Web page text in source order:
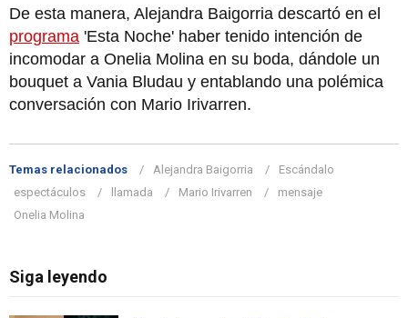
De esta manera, Alejandra Baigorria descartó en el
programa 'Esta Noche' haber tenido intención de
incomodar a Onelia Molina en su boda, dándole un
bouquet a Vania Bludau y entablando una polémica
conversación con Mario Irivarren.
Temas relacionados Alejandra Baigorria
Escándalo
espectáculos
llamada Mario Irivarren
mensaje
Onelia Molina
Siga leyendo